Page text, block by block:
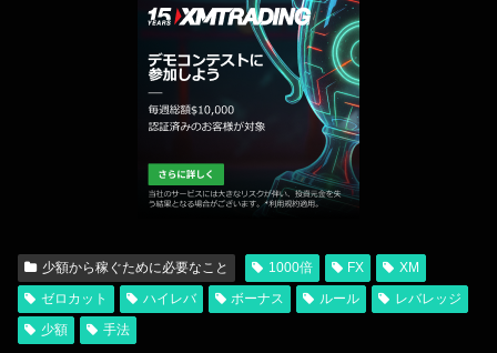
少額から稼ぐために必要なこと 1000倍 FX
XM
ゼロカット
ハイレバ ボーナス ルール
レバレッジ
少額
手法